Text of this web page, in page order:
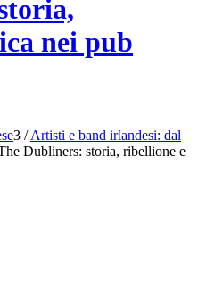
nei pub
3 / Artisti e band irlandesi: dal
Dubliners: storia, ribellione e